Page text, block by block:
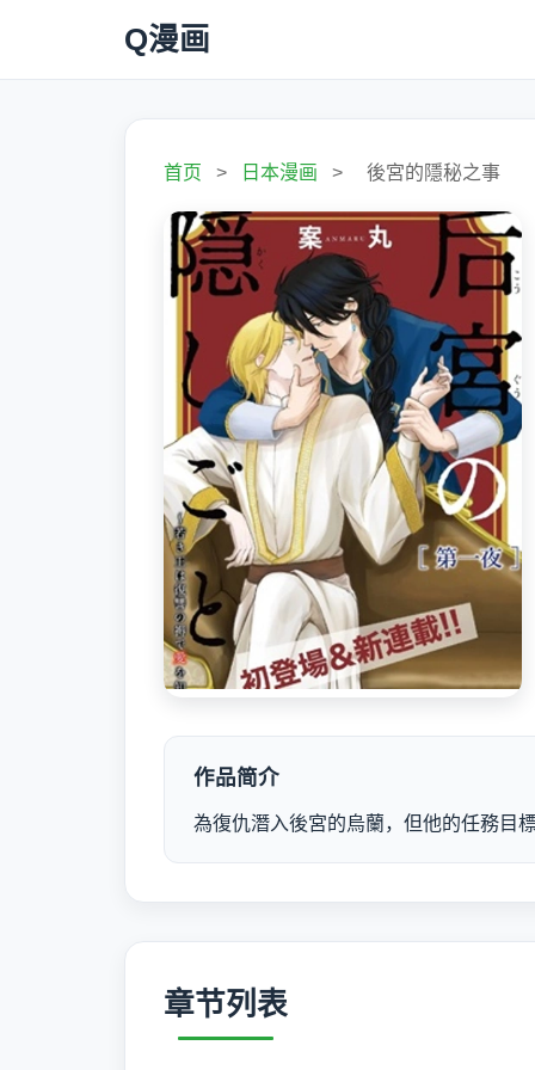
Q漫画
首页 > 日本漫画 > 後宮的隱秘之事
作品简介
為復仇潛入後宮的烏蘭，但他的任務
章节列表